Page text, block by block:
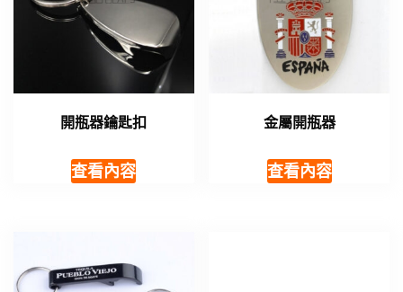
開瓶器鑰匙扣
查看內容
金屬開瓶器
查看內容